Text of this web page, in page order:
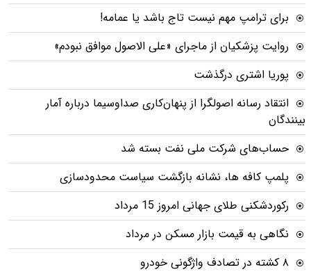
برای ترامپ مهم نیست تاج باشد یا عمامه!
روایت پزشکیان از ماجرای «علی الاصول موافق نبودم»
پوریا اشتری درگذشت
انتقاد رسانه اصولگرا از پنهان‌کاری صداوسیما درباره آمار
بینندگان
حساب‌های شرکت ملی نفت بسته شد
پلمپ کافه ها، نشانه بازگشت سیاست محدودسازی
رکوردشکنی طلای جهانی امروز 15 مرداد
نگاهی به قیمت بازار مسکن در مرداد
۸ کشته در تصادف واژگونی خودرو